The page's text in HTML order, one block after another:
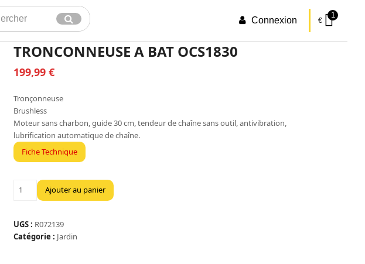
Envoyer Connexion €
1
TRONCONNEUSE A BAT OCS1830
199,99 €
Tronçonneuse
Brushless
Moteur sans charbon, guide 30 cm, tendeur de chaîne sans outil, antivibration,
lubrification automatique de chaîne.
Fiche Technique
quantité
A
BAT
Ajouter au panier
UGS : R072139
Catégorie : Jardin